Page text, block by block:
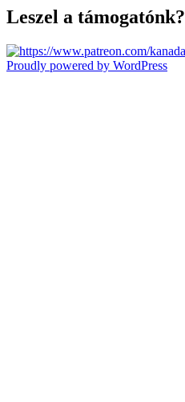
Leszel a támogatónk?
Proudly powered by WordPress